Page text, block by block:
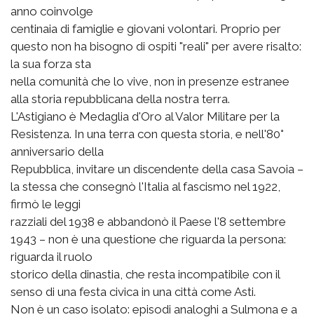
anno coinvolge
centinaia di famiglie e giovani volontari. Proprio per
questo non ha bisogno di ospiti "reali" per avere risalto:
la sua forza sta
nella comunità che lo vive, non in presenze estranee
alla storia repubblicana della nostra terra.
L'Astigiano è Medaglia d'Oro al Valor Militare per la
Resistenza. In una terra con questa storia, e nell'80°
anniversario della
Repubblica, invitare un discendente della casa Savoia –
la stessa che consegnò l'Italia al fascismo nel 1922,
firmò le leggi
razziali del 1938 e abbandonò il Paese l'8 settembre
1943 – non è una questione che riguarda la persona:
riguarda il ruolo
storico della dinastia, che resta incompatibile con il
senso di una festa civica in una città come Asti.
Non è un caso isolato: episodi analoghi a Sulmona e a